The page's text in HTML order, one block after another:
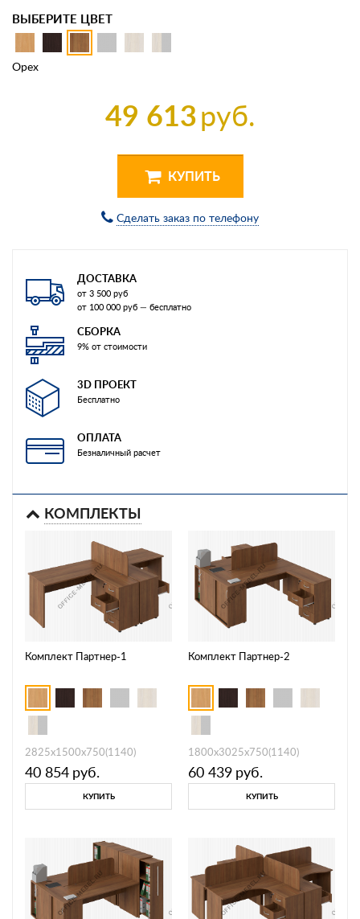
ВЫБЕРИТЕ ЦВЕТ
Орех
49 613руб.
КУПИТЬ
Сделать заказ по телефону
ДОСТАВКА
от 3 500 руб
от 100 000 руб — бесплатно
СБОРКА
9% от стоимости
3D ПРОЕКТ
Бесплатно
ОПЛАТА
Безналичный расчет
КОМПЛЕКТЫ
Комплект Партнер-1
2825х1500х750(1140)
40 854 руб.
КУПИТЬ
Комплект Партнер-2
1800х3025х750(1140)
60 439 руб.
КУПИТЬ